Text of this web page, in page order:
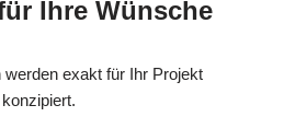
Ihre Wünsche
werden exakt für Ihr Projekt
konzipiert.